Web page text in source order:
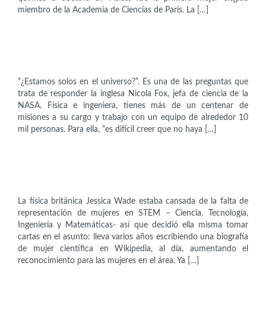
miembro de la Academia de Ciencias de París. La […]
“¿Estamos solos en el universo?”. Es una de las preguntas que
trata de responder la inglesa Nicola Fox, jefa de ciencia de la
NASA. Física e ingeniera, tienes más de un centenar de
misiones a su cargo y trabajo con un equipo de alrededor 10
mil personas. Para ella, “es difícil creer que no haya […]
La física británica Jessica Wade estaba cansada de la falta de
representación de mujeres en STEM – Ciencia, Tecnología,
Ingeniería y Matemáticas- así que decidió ella misma tomar
cartas en el asunto: lleva varios años escribiendo una biografía
de mujer científica en Wikipedia, al día, aumentando el
reconocimiento para las mujeres en el área. Ya […]